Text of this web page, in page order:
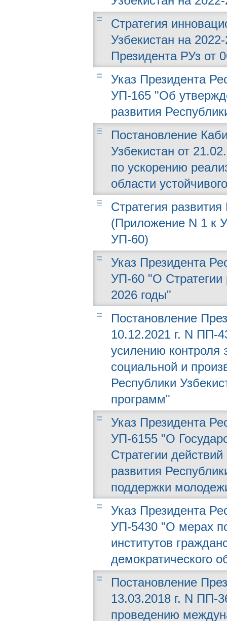
Стратегия
Узбекистан на
Президента РУз от
Указ Президента
УП-165 "Об
развития
Постановление
Узбекистан от
по ускорению
области
Стратегия
(Приложение N 1 к
УП-60)
Указ Президента
УП-60 "О Стратегии
2026 годы"
Постановление
10.12.2021 г. N ПП-
усилению контроля
социальной и
Республики
программ"
Указ Президента
УП-6155 "О
Стратегии
развития
поддержки
Указ Президента
УП-5430 "О мерах
институтов
демократического
Постановление
13.03.2018 г. N ПП-
проведению